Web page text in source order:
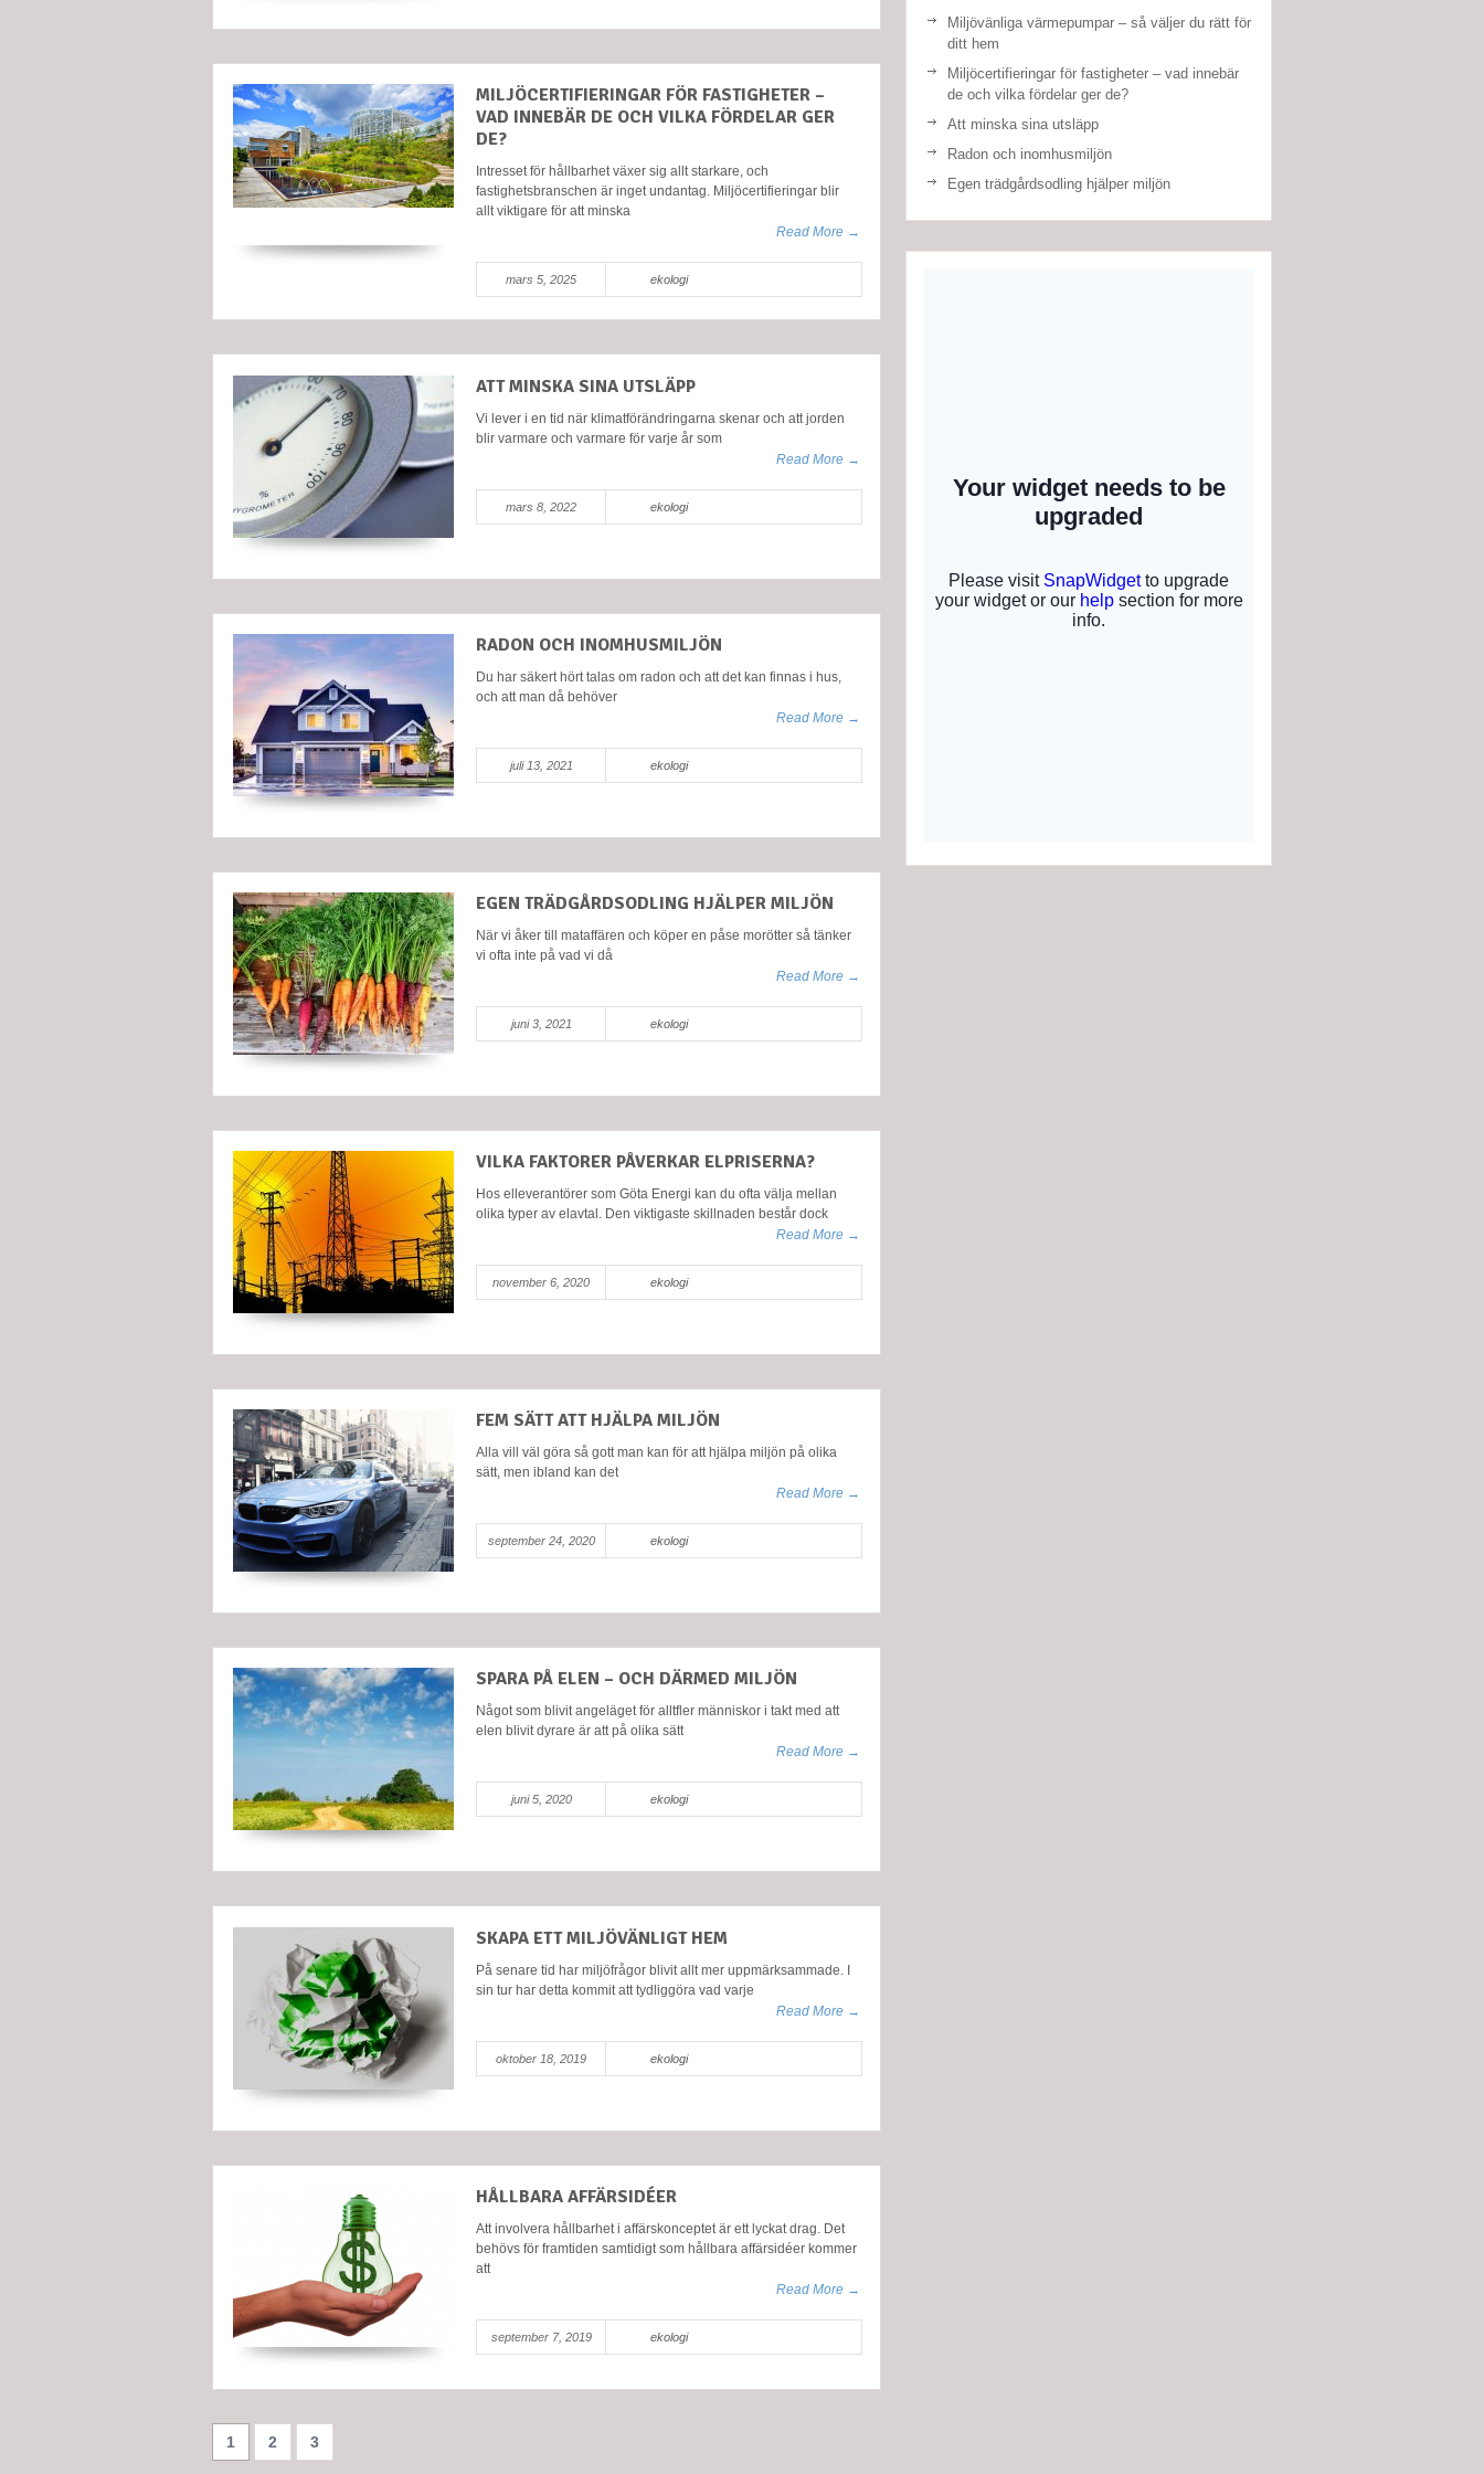
MILJÖCERTIFIERINGAR FÖR FASTIGHETER –
VAD INNEBÄR DE OCH VILKA FÖRDELAR GER
DE?
Intresset för hållbarhet växer sig allt starkare, och
fastighetsbranschen är inget undantag. Miljöcertifieringar blir
allt viktigare för att minska
Read More →
mars 5, 2025 ekologi
ATT MINSKA SINA UTSLÄPP
Vi lever i en tid när klimatförändringarna skenar och att jorden
blir varmare och varmare för varje år som
Read More →
mars 8, 2022 ekologi
RADON OCH INOMHUSMILJÖN
Du har säkert hört talas om radon och att det kan finnas i hus,
och att man då behöver
Read More →
juli 13, 2021 ekologi
EGEN TRÄDGÅRDSODLING HJÄLPER MILJÖN
När vi åker till mataffären och köper en påse morötter så tänker
vi ofta inte på vad vi då
Read More →
juni 3, 2021 ekologi
VILKA FAKTORER PÅVERKAR ELPRISERNA?
Hos elleverantörer som Göta Energi kan du ofta välja mellan
olika typer av elavtal. Den viktigaste skillnaden består dock
Read More →
november 6, 2020 ekologi
FEM SÄTT ATT HJÄLPA MILJÖN
Alla vill väl göra så gott man kan för att hjälpa miljön på olika
sätt, men ibland kan det
Read More →
september 24, 2020 ekologi
SPARA PÅ ELEN – OCH DÄRMED MILJÖN
Något som blivit angeläget för alltfler människor i takt med att
elen blivit dyrare är att på olika sätt
Read More →
juni 5, 2020 ekologi
SKAPA ETT MILJÖVÄNLIGT HEM
På senare tid har miljöfrågor blivit allt mer uppmärksammade. I
sin tur har detta kommit att tydliggöra vad varje
Read More →
oktober 18, 2019 ekologi
HÅLLBARA AFFÄRSIDÉER
Att involvera hållbarhet i affärskonceptet är ett lyckat drag. Det
behövs för framtiden samtidigt som hållbara affärsidéer kommer
att
Read More →
september 7, 2019 ekologi
1 2 3
Miljövänliga värmepumpar – så väljer du rätt för
ditt hem
Miljöcertifieringar för fastigheter – vad innebär
de och vilka fördelar ger de?
Att minska sina utsläpp
Radon och inomhusmiljön
Egen trädgårdsodling hjälper miljön